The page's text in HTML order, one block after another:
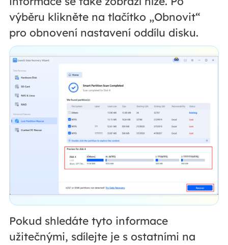
výběru klikněte na tlačítko „Obnovit“
pro obnovení nastavení oddílu disku.
Pokud shledáte tyto informace
užitečnými, sdílejte je s ostatními na